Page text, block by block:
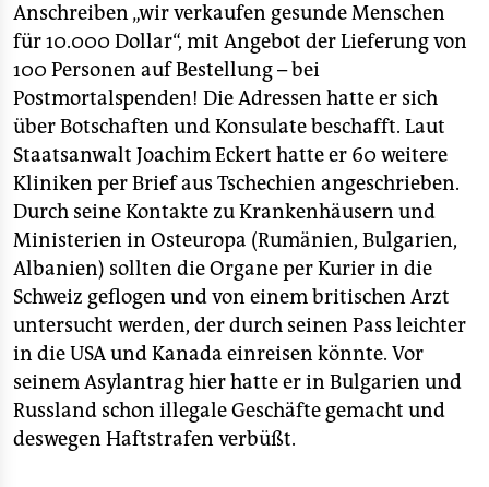
Anschreiben „wir verkaufen gesunde Menschen
für 10.000 Dollar“, mit Angebot der Lieferung von
100 Personen auf Bestellung – bei
Postmortalspenden! Die Adressen hatte er sich
über Botschaften und Konsulate beschafft. Laut
Staatsanwalt Joachim Eckert hatte er 60 weitere
Kliniken per Brief aus Tschechien angeschrieben.
Durch seine Kontakte zu Krankenhäusern und
Ministerien in Osteuropa (Rumänien, Bulgarien,
Albanien) sollten die Organe per Kurier in die
Schweiz geflogen und von einem britischen Arzt
untersucht werden, der durch seinen Pass leichter
in die USA und Kanada einreisen könnte. Vor
seinem Asylantrag hier hatte er in Bulgarien und
Russland schon illegale Geschäfte gemacht und
deswegen Haftstrafen verbüßt.